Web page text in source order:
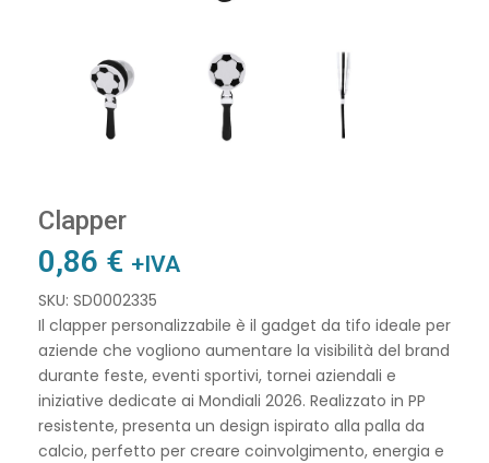
Clapper
0,86 € +IVA
SKU: SD0002335
Il clapper personalizzabile è il gadget da tifo ideale per
aziende che vogliono aumentare la visibilità del brand
durante feste, eventi sportivi, tornei aziendali e
iniziative dedicate ai Mondiali 2026. Realizzato in PP
resistente, presenta un design ispirato alla palla da
calcio, perfetto per creare coinvolgimento, energia e